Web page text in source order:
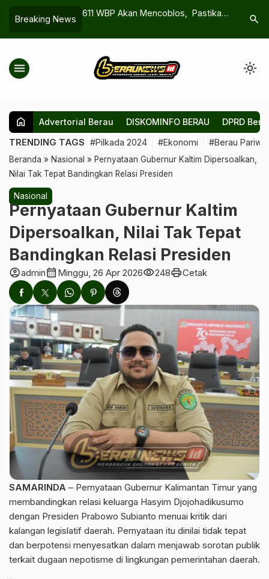
Breaking News
Berau Kian
611 WBP Akan Mencoblos, Pastikan
Dedy
search
menu light_mode
home Advertorial Berau DISKOMINFO BERAU DPRD
TRENDING TAGS #Pilkada 2024 #Ekonomi #Berau
Beranda » Nasional » Pernyataan Gubernur Kaltim Dipersoalkan,
Nilai Tak Tepat Bandingkan Relasi Presiden
Nasional
Pernyataan Gubernur Kaltim
Dipersoalkan, Nilai Tak Tepat
Bandingkan Relasi Presiden
account_circleadmincalendar_month Minggu, 26 Apr 2026visibility248printCetak
SAMARINDA – Pernyataan Gubernur Kalimantan Timur yang
membandingkan relasi keluarga Hasyim Djojohadikusumo
dengan Presiden Prabowo Subianto menuai kritik dari
kalangan legislatif daerah. Pernyataan itu dinilai tidak tepat
dan berpotensi menyesatkan dalam menjawab sorotan publik
terkait dugaan nepotisme di lingkungan pemerintahan daerah.